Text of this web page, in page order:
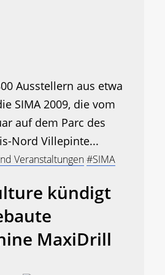
Ausstellern aus etwa
SIMA 2009, die vom
auf dem Parc des
Nord Villepinte...
Veranstaltungen#SIMA
kündigt
MaxiDrill